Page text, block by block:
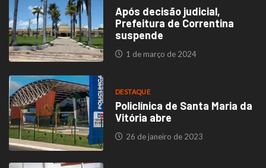
Após decisão judicial,
Prefeitura de Correntina
suspende
1 de março de 2024
DESTAQUE
Policlínica de Santa Maria da
Vitória abre
26 de janeiro de 2023